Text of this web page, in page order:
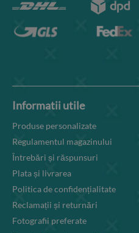
Informatii utile
Produse personalizate
Regulamentul magazinului
Întrebări și răspunsuri
Plata și livrarea
Politica de confidențialitate
Reclamații și returnări
Fotografii preferate